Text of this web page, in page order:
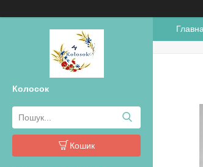
Колосок
Кошик